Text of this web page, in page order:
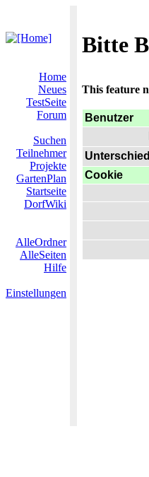
Bitte
Home
Neues
TestSeite
Forum
Suchen
Teilnehmer
Projekte
GartenPlan
Startseite
DorfWiki
AlleOrdner
AlleSeiten
Hilfe
Einstellungen
This feature
Benutzer
Cookie